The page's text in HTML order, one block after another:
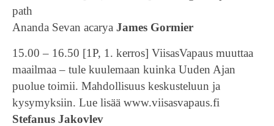
path
Ananda Sevan acarya James Gormier
15.00 – 16.50 [1P, 1. kerros] ViisasVapaus muuttaa
maailmaa – tule kuulemaan kuinka Uuden Ajan
puolue toimii. Mahdollisuus keskusteluun ja
kysymyksiin. Lue lisää www.viisasvapaus.fi
Stefanus Jakovlev